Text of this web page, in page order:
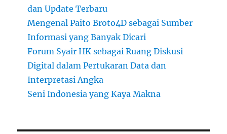
dan Update Terbaru
Mengenal Paito Broto4D sebagai Sumber
Informasi yang Banyak Dicari
Forum Syair HK sebagai Ruang Diskusi
Digital dalam Pertukaran Data dan
Interpretasi Angka
Seni Indonesia yang Kaya Makna